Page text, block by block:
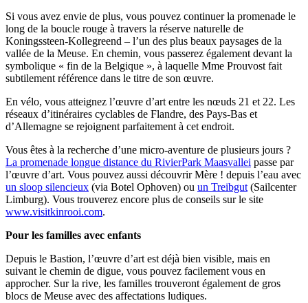
Si vous avez envie de plus, vous pouvez continuer la promenade le
long de la boucle rouge à travers la réserve naturelle de
Koningssteen-Kollegreend – l’un des plus beaux paysages de la
vallée de la Meuse. En chemin, vous passerez également devant la
symbolique « fin de la Belgique », à laquelle Mme Prouvost fait
subtilement référence dans le titre de son œuvre.
En vélo, vous atteignez l’œuvre d’art entre les nœuds 21 et 22. Les
réseaux d’itinéraires cyclables de Flandre, des Pays-Bas et
d’Allemagne se rejoignent parfaitement à cet endroit.
Vous êtes à la recherche d’une micro-aventure de plusieurs jours ?
La promenade longue distance du RivierPark Maasvallei passe par
l’œuvre d’art. Vous pouvez aussi découvrir Mère ! depuis l’eau avec
un sloop silencieux (via Botel Ophoven) ou un Treibgut(Sailcenter
Limburg). Vous trouverez encore plus de conseils sur le site
www.visitkinrooi.com.
Pour les familles avec enfants
Depuis le Bastion, l’œuvre d’art est déjà bien visible, mais en
suivant le chemin de digue, vous pouvez facilement vous en
approcher. Sur la rive, les familles trouveront également de gros
blocs de Meuse avec des affectations ludiques.